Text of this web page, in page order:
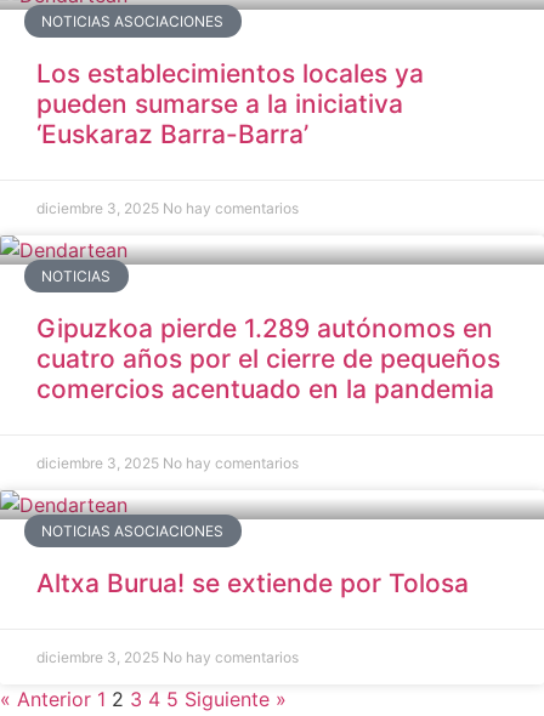
NOTICIAS ASOCIACIONES
Los establecimientos locales ya
pueden sumarse a la iniciativa
‘Euskaraz Barra-Barra’
diciembre 3, 2025 No hay comentarios
NOTICIAS
Gipuzkoa pierde 1.289 autónomos en
cuatro años por el cierre de pequeños
comercios acentuado en la pandemia
diciembre 3, 2025 No hay comentarios
NOTICIAS ASOCIACIONES
Altxa Burua! se extiende por Tolosa
diciembre 3, 2025 No hay comentarios
« Anterior 1 2 3 4 5 Siguiente »